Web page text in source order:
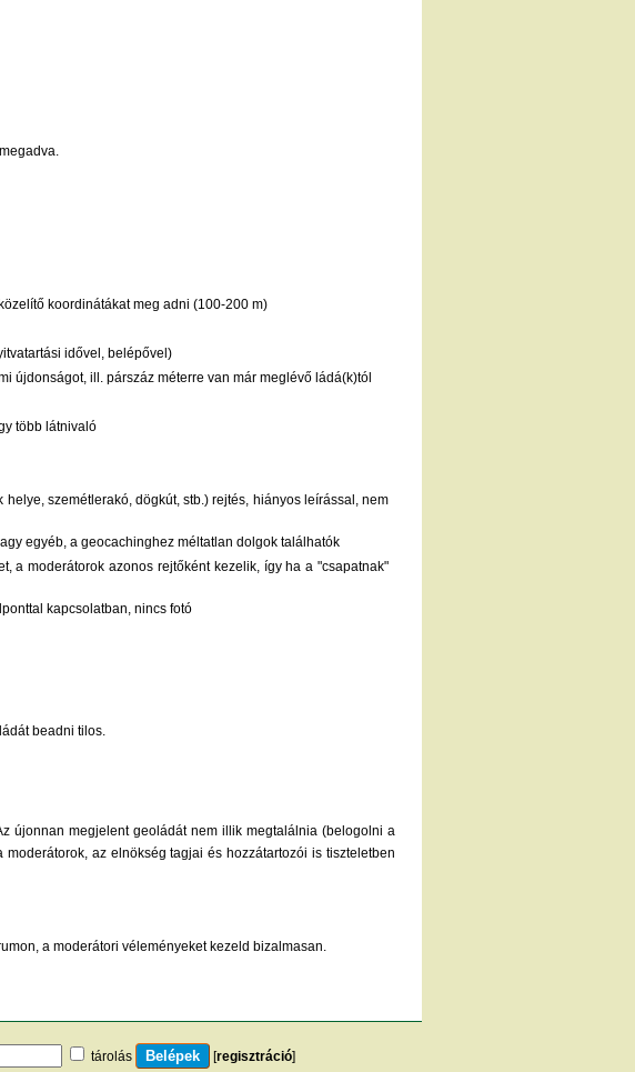
koordinátákat meg adni (100-200 m)
idővel, belépővel)
újdonságot, ill. párszáz méterre van már meglévő ládá(k)tól
több látnivaló
szemétlerakó, dögkút, stb.) rejtés, hiányos leírással, nem
egyéb, a geocachinghez méltatlan dolgok találhatók
a moderátorok azonos rejtőként kezelik, így ha a "csapatnak"
kapcsolatban, nincs fotó
beadni tilos.
újonnan megjelent geoládát nem illik megtalálnia (belogolni a
az elnökség tagjai és hozzátartozói is tiszteletben
a moderátori véleményeket kezeld bizalmasan.
tárolás [regisztráció]